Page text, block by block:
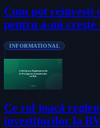
Cum pot reinvesti
pentru a-mi crește
INFORMATIONAL
Ce rol joacă
investitorilor la